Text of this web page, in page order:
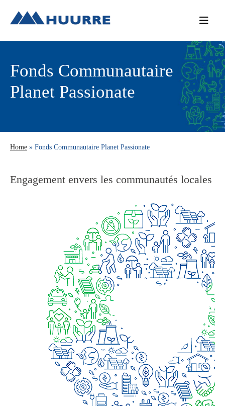
principale
latérale
Fonds Communautaire
Planet Passionate
Home » Fonds Communautaire Planet Passionate
Engagement envers les communautés locales